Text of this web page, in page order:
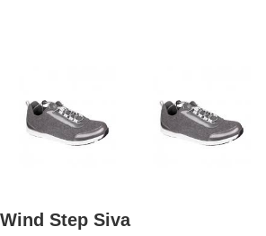
Wind Step Siva